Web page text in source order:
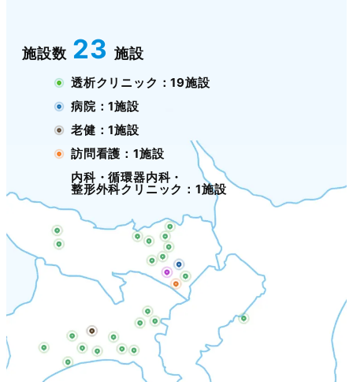
施設数 23 施設
透析クリニック：19施設
病院：1施設
老健：1施設
訪問看護：1施設
内科・循環器内科・
整形外科クリニック：1施設